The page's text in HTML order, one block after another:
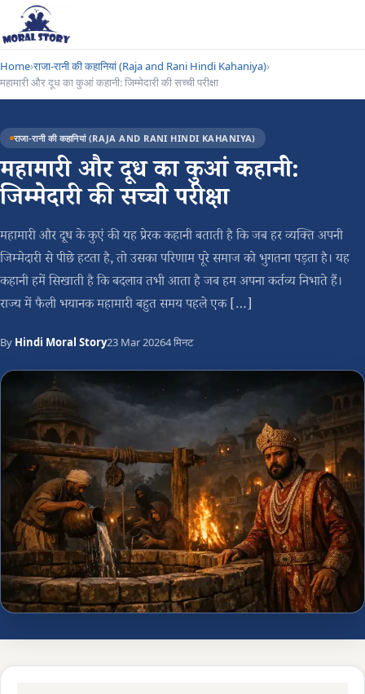
Home›राजा-रानी की कहानियां (Raja and Rani Hindi Kahaniya)›
महामारी और दूध का कुआं कहानी: जिम्मेदारी की सच्ची परीक्षा
राजा-रानी की कहानियां (RAJA AND RANI HINDI KAHANIYA)
महामारी और दूध का कुआं कहानी:
जिम्मेदारी की सच्ची परीक्षा
महामारी और दूध के कुएं की यह प्रेरक कहानी बताती है कि जब हर व्यक्ति अपनी
जिम्मेदारी से पीछे हटता है, तो उसका परिणाम पूरे समाज को भुगतना पड़ता है। यह
कहानी हमें सिखाती है कि बदलाव तभी आता है जब हम अपना कर्तव्य निभाते हैं।
राज्य में फैली भयानक महामारी बहुत समय पहले एक […]
By Hindi Moral Story23 Mar 20264 मिनट